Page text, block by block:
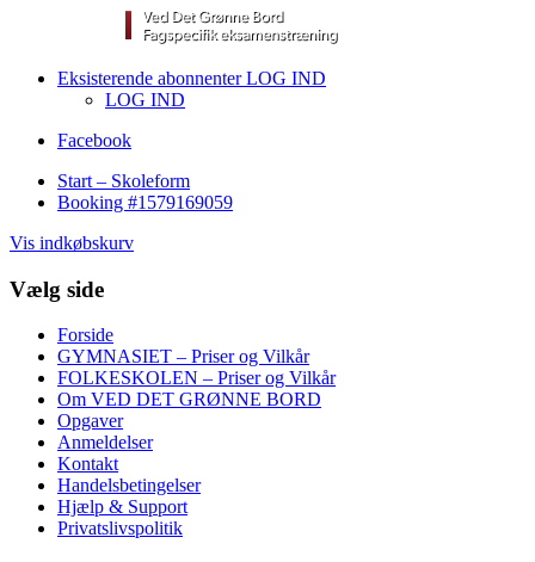
Eksisterende abonnenter LOG IND
LOG IND
Facebook
Start – Skoleform
Booking #1579169059
Vis indkøbskurv
Vælg side
Forside
GYMNASIET – Priser og Vilkår
FOLKESKOLEN – Priser og Vilkår
Om VED DET GRØNNE BORD
Opgaver
Anmeldelser
Kontakt
Handelsbetingelser
Hjælp & Support
Privatslivspolitik